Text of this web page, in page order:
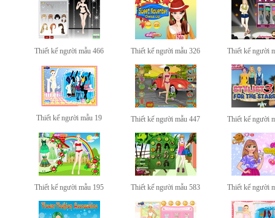
Thiết kế người mẫu 466 Thiết kế người mẫu 326 Thiết kế người
Thiết kế người mẫu 19 Thiết kế người mẫu 447 Thiết kế người
Thiết kế người mẫu 195 Thiết kế người mẫu 583 Thiết kế người